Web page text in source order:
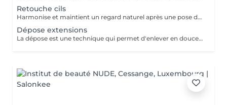
Retouche cils
Harmonise et maintient un regard naturel après une pose d'extension de cils à cils.
Dépose extensions
La dépose est une technique qui permet d'enlever en douceur vos extensions de cils.